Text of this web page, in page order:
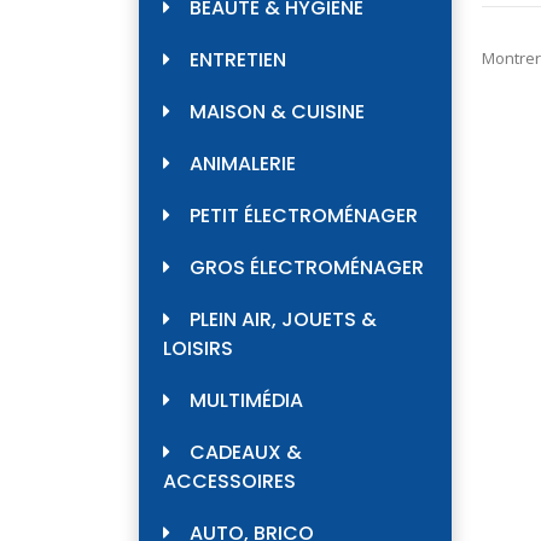
BEAUTÉ & HYGIÈNE
ENTRETIEN
MAISON & CUISINE
ANIMALERIE
PETIT ÉLECTROMÉNAGER
GROS ÉLECTROMÉNAGER
PLEIN AIR, JOUETS &
LOISIRS
MULTIMÉDIA
CADEAUX &
ACCESSOIRES
AUTO, BRICO